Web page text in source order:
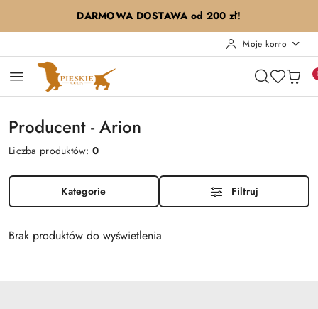
Przejdź do treści głównej
Przejdź do wyszukiwarki
Przejdź do moje konto
Przejdź do menu głównego
Przejdź do stopkiDARMOWA DOSTAWA od 200 zł!
Moje konto
Producent - Arion
Liczba produktów:0
Kategorie Filtruj
Brak produktów do wyświetlenia